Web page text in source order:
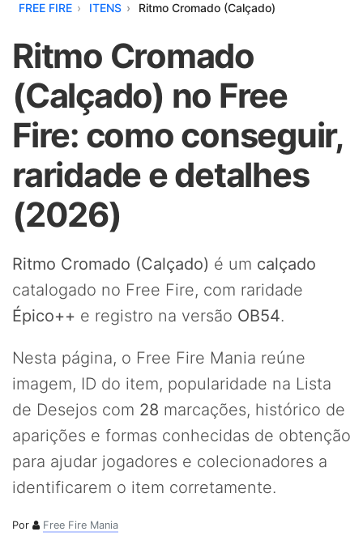
FREE FIRE ITENS Ritmo Cromado (Calçado)
Ritmo Cromado
(Calçado) no Free
Fire: como conseguir,
raridade e detalhes
(2026)
Ritmo Cromado (Calçado) é um calçado
catalogado no Free Fire, com raridade
Épico++ e registro na versão OB54.
Nesta página, o Free Fire Mania reúne
imagem, ID do item, popularidade na Lista
de Desejos com 28 marcações, histórico de
aparições e formas conhecidas de obtenção
para ajudar jogadores e colecionadores a
identificarem o item corretamente.
Por
Free Fire Mania